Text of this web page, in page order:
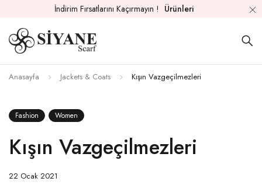
İndirim Fırsatlarını Kaçırmayın ! Ürünleri
Anasayfa Jackets & Coats Kışın Vazgeçilmezleri
Fashion Women
Kışın Vazgeçilmezleri
22 Ocak 2021